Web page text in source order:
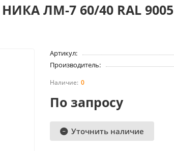
ЛМ-7 60/40 RAL 9005
Артикул:
Производитель:
0
По запросу
Уточнить наличие